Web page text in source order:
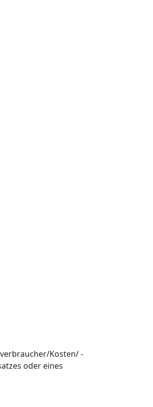
Kosten/ -
oder eines